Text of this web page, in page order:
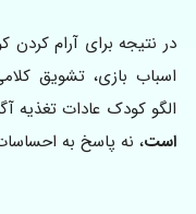
در نتیجه برای آرام
اسباب بازی، تشویق
الگو کودک عادات تغذیه
است، نه پاسخ به